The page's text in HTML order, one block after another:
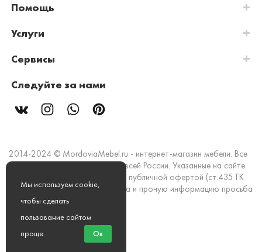
Помощь
Услуги
Сервисы
Следуйте за нами
2014-2024 © MordoviaMebel.ru - интернет-магазин мебели. Все
права защищены. Доставка по всей России. Указанные на сайте
цены и информация не являются публичной офертой (ст.435 ГК
РФ). Стоимость, наличие товара и прочую информацию просьба
уточнять в офисах продаж.
Мы принимаем к оплате:
Мы используем cookie,
чтобы сделать
пользование сайтом
проще. Ок